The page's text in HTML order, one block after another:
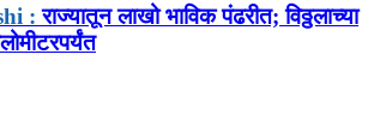
: राज्यातून लाखो भाविक पंढरीत; विठ्ठलाच्या